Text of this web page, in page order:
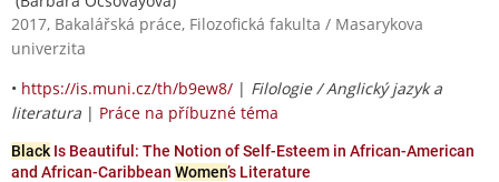
2017, Bakalářská práce, Filozofická fakulta / Masarykova
univerzita
• https://is.muni.cz/th/b9ew8/ | Filologie / Anglický jazyk a
literatura | Práce na příbuzné téma
Black Is Beautiful: The Notion of Self-Esteem in African-American
and African-Caribbean Women’s Literature